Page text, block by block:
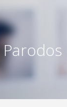
Parodos